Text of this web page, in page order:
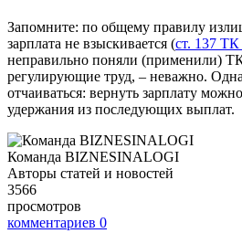
Запомните: по общему правилу
зарплата не взыскивается (ст. 137
неправильно поняли (применили)
регулирующие труд, – неважно.
отчаиваться: вернуть зарплату
удержания из последующих выплат.
Команда BIZNESINALOGI
Авторы статей и новостей
3566
просмотров
комментариев 0